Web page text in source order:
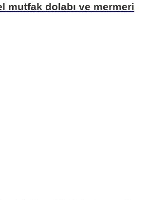
mutfak dolabı ve mermeri